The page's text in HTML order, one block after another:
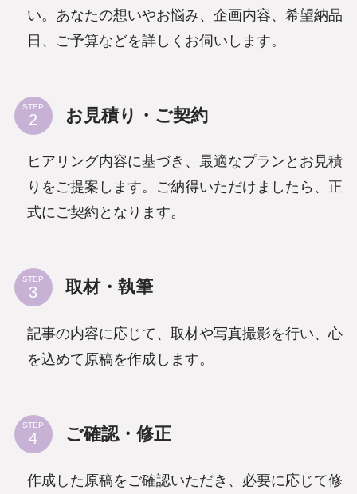
い。あなたの想いやお悩み、企画内容、希望納品
日、ご予算などを詳しくお伺いします。
STEP お見積り・ご契約
ヒアリング内容に基づき、最適なプランとお見積
りをご提案します。ご納得いただけましたら、正
式にご契約となります。
STEP 取材・執筆
記事の内容に応じて、取材や写真撮影を行い、心
を込めて原稿を作成します。
STEP ご確認・修正
作成した原稿をご確認いただき、必要に応じて修